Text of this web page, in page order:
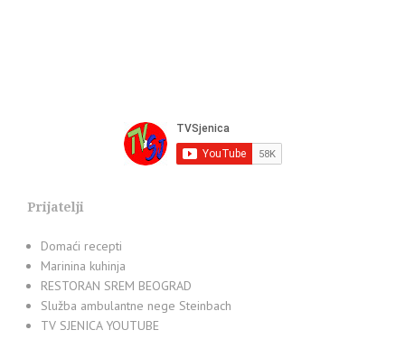
Prijatelji
Domaći recepti
Marinina kuhinja
RESTORAN SREM BEOGRAD
Služba ambulantne nege Steinbach
TV SJENICA YOUTUBE